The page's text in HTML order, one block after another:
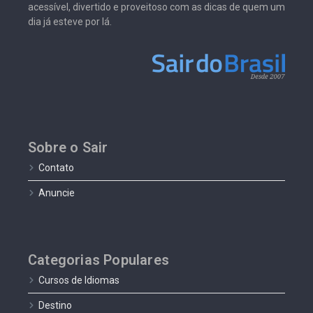
acessível, divertido e proveitoso com as dicas de quem um
dia já esteve por lá.
Sobre o Sair
Contato
Anuncie
Categorias Populares
Cursos de Idiomas
Destino